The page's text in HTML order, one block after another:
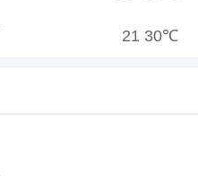
21 30℃